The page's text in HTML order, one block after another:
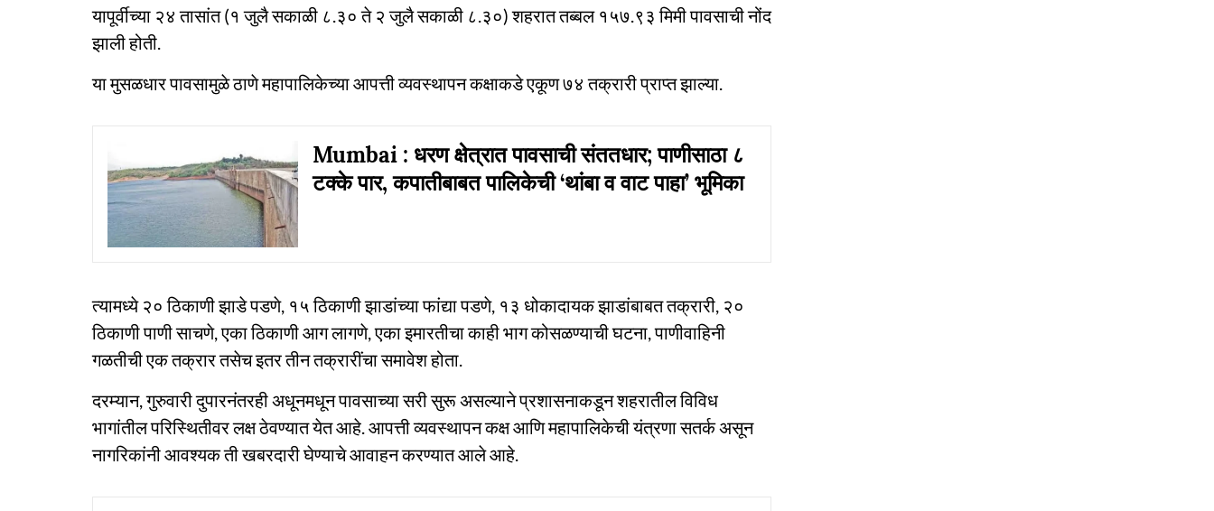
यापूर्वीच्या २४ तासांत (१ जुलै सकाळी ८.३० ते २ जुलै सकाळी ८.३०) शहरात तब्बल १५७.९३ मिमी पावसाची नोंद
झाली होती.
या मुसळधार पावसामुळे ठाणे महापालिकेच्या आपत्ती व्यवस्थापन कक्षाकडे एकूण ७४ तक्रारी प्राप्त झाल्या.
Mumbai : धरण क्षेत्रात पावसाची संततधार; पाणीसाठा ८
टक्के पार, कपातीबाबत पालिकेची ‘थांबा व वाट पाहा’ भूमिका
त्यामध्ये २० ठिकाणी झाडे पडणे, १५ ठिकाणी झाडांच्या फांद्या पडणे, १३ धोकादायक झाडांबाबत तक्रारी, २०
ठिकाणी पाणी साचणे, एका ठिकाणी आग लागणे, एका इमारतीचा काही भाग कोसळण्याची घटना, पाणीवाहिनी
गळतीची एक तक्रार तसेच इतर तीन तक्रारींचा समावेश होता.
दरम्यान, गुरुवारी दुपारनंतरही अधूनमधून पावसाच्या सरी सुरू असल्याने प्रशासनाकडून शहरातील विविध
भागांतील परिस्थितीवर लक्ष ठेवण्यात येत आहे. आपत्ती व्यवस्थापन कक्ष आणि महापालिकेची यंत्रणा सतर्क असून
नागरिकांनी आवश्यक ती खबरदारी घेण्याचे आवाहन करण्यात आले आहे.